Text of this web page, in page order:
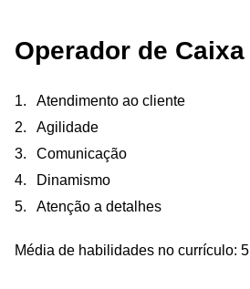
Operador de Caixa
Atendimento ao cliente
Agilidade
Comunicação
Dinamismo
Atenção a detalhes
Média de habilidades no currículo: 5